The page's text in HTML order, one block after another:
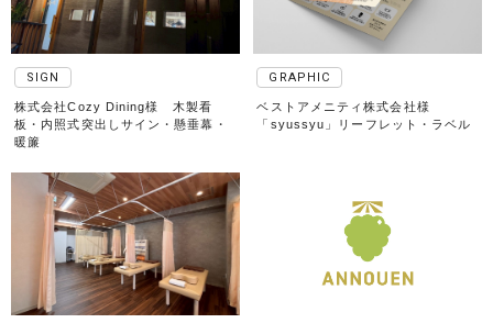
SIGN
株式会社Cozy Dining様 木製看
板・内照式突出しサイン・懸垂幕・
暖簾
GRAPHIC
ベストアメニティ株式会社様
「syussyu」リーフレット・ラベル